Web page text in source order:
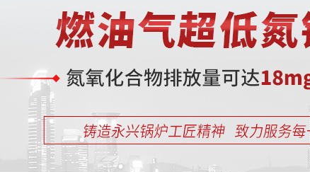
关于我们
质量监督检验检疫总局定点的*级锅炉和A2级压力容器的
修资质的企业。
查看详情
公司主要从事燃油燃气锅炉、生物质锅炉、导热油锅炉、
售与安装，产品覆盖八大种类、23个系列和240多种型
查看详情
新闻资讯
以质量为己任、以品质求生存、以诚信谋发展是我公司一
贯的经营宗旨；诚信对待每一位客户的合作和终身技术服
务是我公司长期不变的承诺。
查看详情
公司主要从事燃油燃气锅炉、生物质锅炉、导热油锅炉、
售与安装，产品覆盖八大种类、23个系列和240多种型
查看详情
公司主要从事燃油燃气锅炉、生物质锅炉、导热油锅炉、
售与安装，产品覆盖八大种类、23个系列和240多种型
查看详情